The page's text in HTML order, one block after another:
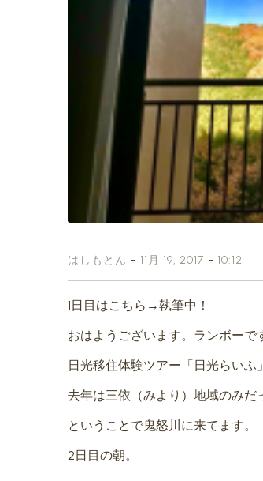
はしもとん - 11月 19, 2017 - 10:12
1日目はこちら→執筆中！
おはようございます。ランボーで
日光移住体験ツアー「日光らいふ
去年は三依（みより）地域のみだ
ということで鬼怒川に来てます。
2日目の朝。